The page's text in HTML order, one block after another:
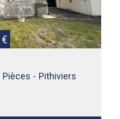
€
- Pithiviers